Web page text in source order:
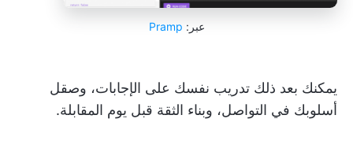
عبر: Pramp
يمكنك بعد ذلك تدريب نفسك على الإجابات، وصقل
أسلوبك في التواصل، وبناء الثقة قبل يوم المقابلة.